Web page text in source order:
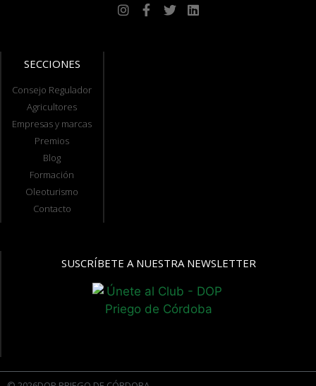
SECCIONES
Consejo Regulador
Agricultores
Empresas y marcas
Premios
Blog
Formación
Oleoturismo
Contacto
SUSCRÍBETE A NUESTRA NEWSLETTER